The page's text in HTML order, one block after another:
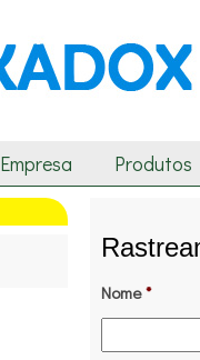
Empresa Produtos
Nome *